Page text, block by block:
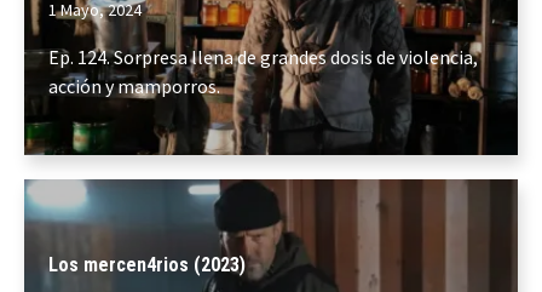
1 Mayo, 2024
Ep. 124. Sorpresa llena de grandes dosis de violencia,
acción y mamporros.
Los mercen4rios (2023)